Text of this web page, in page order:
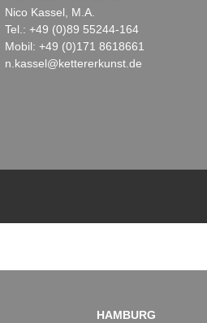
Nico Kassel, M.A.
Tel.: +49 (0)89 55244-164
Mobil: +49 (0)171 8618661
n.kassel@kettererkunst.de
HAMBURG